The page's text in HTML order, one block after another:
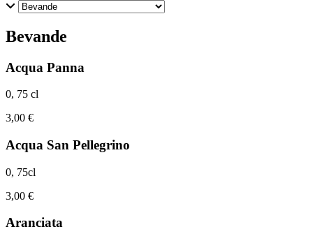
Bevande
Acqua Panna
0, 75 cl
3,00 €
Acqua San Pellegrino
0, 75cl
3,00 €
Aranciata